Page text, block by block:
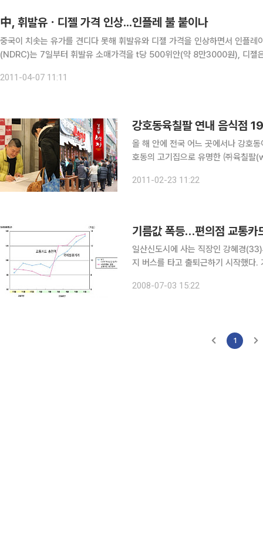
中, 휘발유ㆍ디젤 가격 인상...인플레 불 붙이나
중국이 치솟는 유가를 견디다 못해 휘발유와 디젤 가격을 인상하면서 인플레이션 압력이 더욱
(NDRC)는 7일부터 휘발유 소매가격을 t당 500위안(약 8만3000원), 디젤
2011-04-07 11:11
강호동육칠팔 연내 음식점
올 해 안에 전국 어느 곳에서나 강호동이
호동의 고기집으로 유명한 ㈜육칠
한 ㈜육칠팔은 개시 한 달 만에 10개
2011-02-23 11:22
기름값 폭등…편의점 교통카
일산신도시에 사는 직장인 강혜경
지 버스를 타고 출퇴근하기 시작했다. 기름값이 치솟아 도저히 승용차를 계속 몰고 다닐 엄두가 안
살인적인 유가 때문에 어쩔 수 없는
2008-07-03 15:22
1